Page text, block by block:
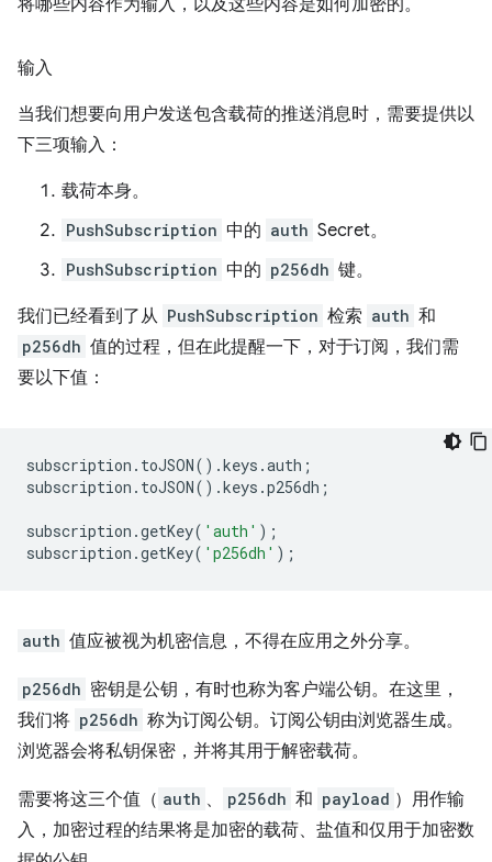
将哪些内容作为输入，以及这些内容是如何加密的。
输入
当我们想要向用户发送包含载荷的推送消息时，需要提供以
下三项输入：
载荷本身。
PushSubscription 中的 auth Secret。
PushSubscription 中的 p256dh 键。
我们已经看到了从 PushSubscription 检索 auth 和
p256dh 值的过程，但在此提醒一下，对于订阅，我们需
要以下值：
subscription . toJSON().keys .auth ;
subscription . toJSON().keys .p256dh ;
subscription .getKey( 'auth' );
subscription .getKey( 'p256dh' );
auth 值应被视为机密信息，不得在应用之外分享。
p256dh 密钥是公钥，有时也称为客户端公钥。在这里，
我们将 p256dh 称为订阅公钥。订阅公钥由浏览器生成。
浏览器会将私钥保密，并将其用于解密载荷。
需要将这三个值（ auth 、 p256dh 和 payload ）用作输
入，加密过程的结果将是加密的载荷、盐值和仅用于加密数